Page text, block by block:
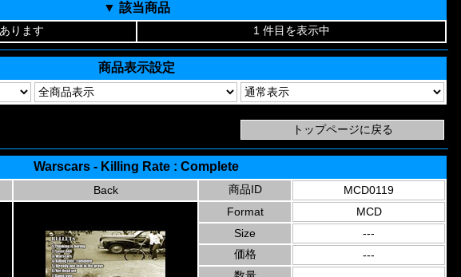
▼ 該当商品
ります 1 件目を表示中
商品表示設定
Warscars - Killing Rate : Complete
Back 商品ID
MCD0119
Format
MCD
Size
---
価格
---